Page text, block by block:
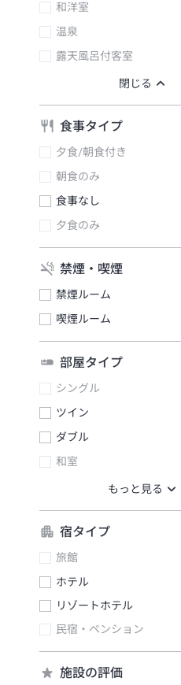
和洋室
温泉
露天風呂付客室
食事タイプ
夕食/朝食付き
朝食のみ
食事なし
夕食のみ
禁煙・喫煙
禁煙ルーム
喫煙ルーム
部屋タイプ
シングル
ツイン
ダブル
和室
宿タイプ
旅館
ホテル
リゾートホテル
民宿・ペンション
施設の評価